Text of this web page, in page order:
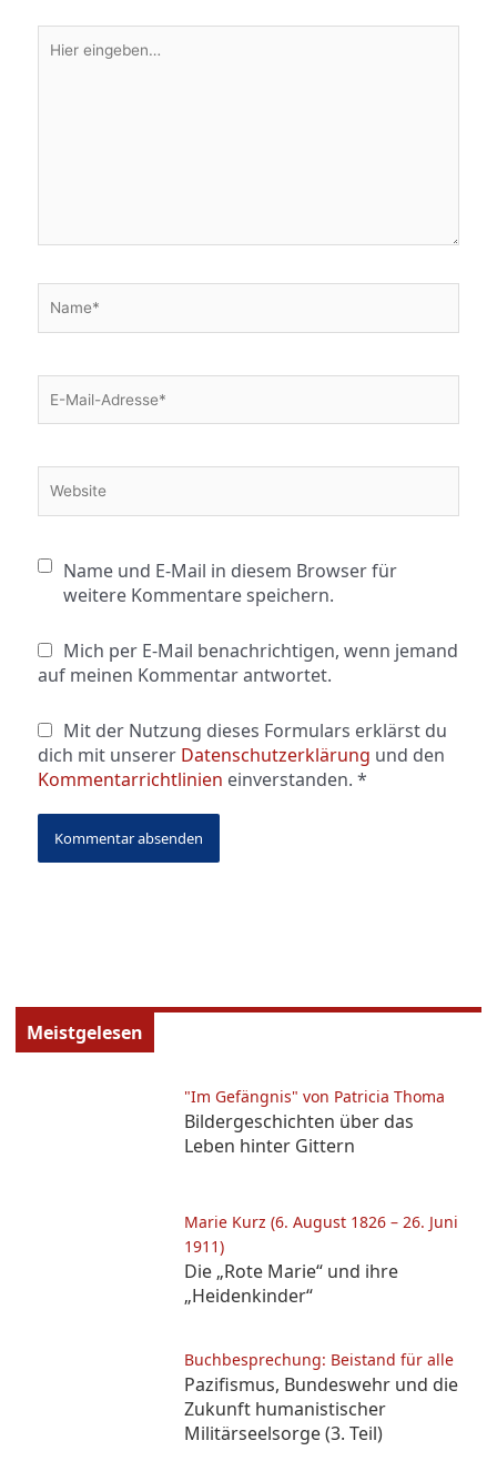
eingeben…
Mail-
Name und E-Mail in diesem Browser für
weitere Kommentare speichern.
Mich per E-Mail benachrichtigen, wenn jemand
auf meinen Kommentar antwortet.
Mit der Nutzung dieses Formulars erklärst du
dich mit unserer Datenschutzerklärung und den
Kommentarrichtlinien einverstanden. *
Meistgelesen
"Im Gefängnis" von Patricia Thoma
Bildergeschichten über das
Leben hinter Gittern
Marie Kurz (6. August 1826 – 26. Juni
1911)
Die „Rote Marie“ und ihre
„Heidenkinder“
Buchbesprechung: Beistand für alle
Pazifismus, Bundeswehr und die
Zukunft humanistischer
Militärseelsorge (3. Teil)